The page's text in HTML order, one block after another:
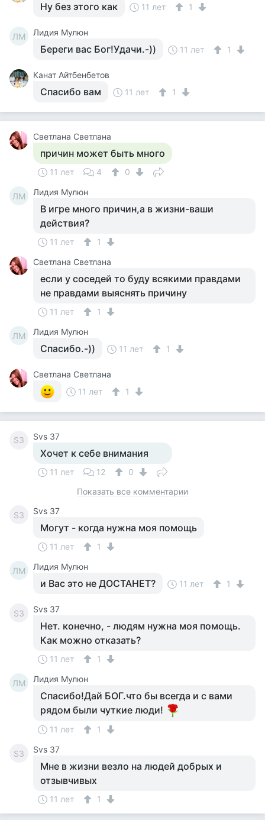
Ну без этого как 11 лет 1
ЛМ Лидия Мулюн
Береги вас Бог!Удачи.-)) 11 лет 1
Канат Айтбенбетов
Спасибо вам 11 лет 1
Светлана Светлана
причин может быть много
11 лет 4 0
ЛМ Лидия Мулюн
В игре много причин,а в жизни-ваши
действия?
11 лет
1
Светлана Светлана
если у соседей то буду всякими правдами
не правдами выяснять причину
11 лет 1
ЛМ Лидия Мулюн
Спасибо.-)) 11 лет 1
Светлана Светлана
11 лет
1
S3 Svs 37
Хочет к себе внимания
11 лет 12
0
Показать все комментарии
S3 Svs 37
Могут - когда нужна моя помощь
11 лет 1
ЛМ Лидия Мулюн
и Вас это не ДОСТАНЕТ? 11 лет 1
S3 Svs 37
Нет. конечно, - людям нужна моя помощь.
Как можно отказать?
11 лет 1
ЛМ Лидия Мулюн
Спасибо!Дай БОГ.что бы всегда и с вами
рядом были чуткие люди!
11 лет 1
S3 Svs 37
Мне в жизни везло на людей добрых и
отзывчивых
11 лет 1